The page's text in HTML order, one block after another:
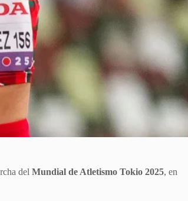
del Mundial de Atletismo Tokio 2025, en